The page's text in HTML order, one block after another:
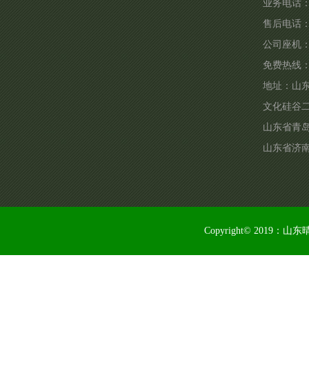
业务电话
售后电话
公司座机
免费热线
地址： 山
文化硅谷
山东省青
山东省济
Copyright© 2019：山东